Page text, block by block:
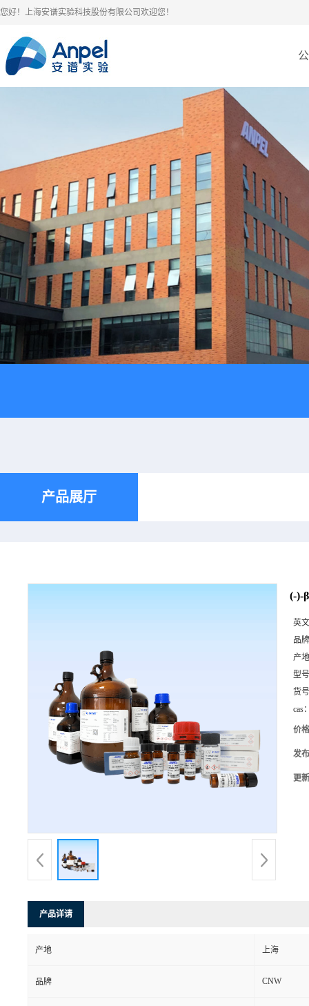
您好！上海安谱实验科技股份有限公司欢迎您！
产品展厅
(-)-
英
品
产
型
货
cas
价
发
更
产品详请
产地 上海
品牌 CNW